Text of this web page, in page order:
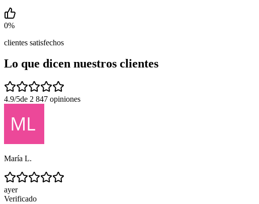
0%
clientes satisfechos
Lo que dicen nuestros clientes
4.9/5de 2 847 opiniones
María L.
ayer
Verificado